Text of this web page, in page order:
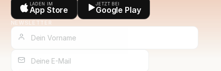
LADEN IM
App Store
JETZT BEI
Google Play
NEWSLETTER